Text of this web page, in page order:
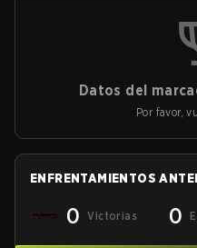
Datos del
Por favor,
ENFRENTAMIENTOS
0 Victorias 0